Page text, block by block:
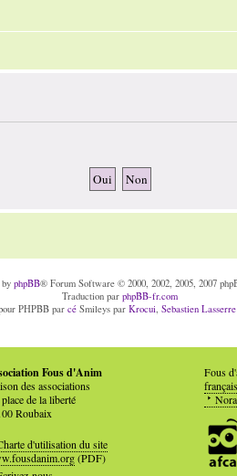
phpBB® Forum Software © 2000, 2002, 2005, 2007
Traduction parphpBB-fr.com
PHPBB parcé Smileys parKrocui,Sebastien Lasserre
Fous d'Anim
des associations
de la liberté
Roubaix
d'utilisation du site
(PDF)
Fous